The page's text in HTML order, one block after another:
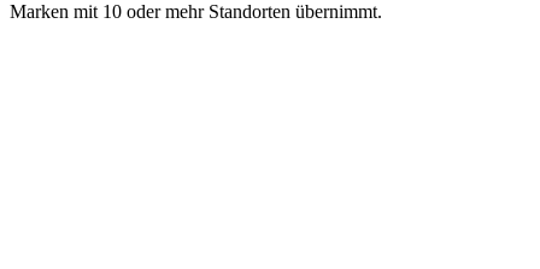
Marken mit 10 oder mehr Standorten übernimmt.